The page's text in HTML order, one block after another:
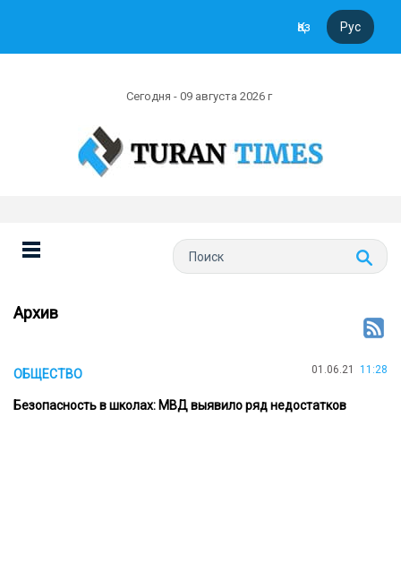
Қаз Рус
Сегодня - 09 августа 2026 г
Архив
ОБЩЕСТВО 01.06.21 11:28
Безопасность в школах: МВД выявило ряд недостатков